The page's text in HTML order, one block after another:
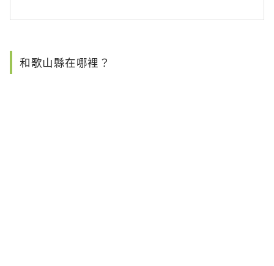
和歌山縣在哪裡？